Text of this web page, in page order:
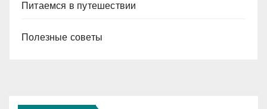
Питаемся в путешествии
Полезные советы